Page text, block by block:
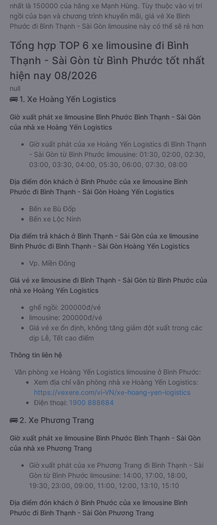
nhất là 150000 của hãng xe Mạnh Hùng. Tùy thuộc vào vị trí
ngồi của bạn và chương trình khuyến mãi, giá vé Xe Bình
Phước đi Bình Thạnh - Sài Gòn limousine này có thể sẽ rẻ hơn
Tổng hợp TOP 6 xe limousine đi Bình
Thạnh - Sài Gòn từ Bình Phước tốt nhất
hiện nay 08/2026
null
🚌 1. Xe Hoàng Yến Logistics
Giờ xuất phát xe limousine Bình Phước Bình Thạnh - Sài Gòn
của nhà xe Hoàng Yến Logistics
Giờ xuất phát của xe Hoàng Yến Logistics đi Bình Thạnh
- Sài Gòn từ Bình Phước limousine: 01:30, 02:00, 02:30,
03:00, 03:30, 04:00, 05:30, 06:00, 07:30, 08:00
Địa điểm đón khách ở Bình Phước của xe limousine Bình
Phước đi Bình Thạnh - Sài Gòn Hoàng Yến Logistics
Bến xe Bù Đốp
Bến xe Lộc Ninh
Địa điểm trả khách ở Bình Thạnh - Sài Gòn của xe limousine
Bình Phước đi Bình Thạnh - Sài Gòn Hoàng Yến Logistics
Vp. Miền Đông
Giá vé xe limousine đi Bình Thạnh - Sài Gòn từ Bình Phước của
nhà xe Hoàng Yến Logistics
ghế ngồi: 200000đ/vé
limousine: 200000đ/vé
Giá vé xe ổn định, không tăng giảm đột xuất trong các
dịp Lễ, Tết cao điểm
Thông tin liên hệ
Văn phòng xe Hoàng Yến Logistics limousine ở Bình Phước:
Xem địa chỉ văn phòng nhà xe Hoàng Yến Logistics:
https://vexere.com/vi-VN/xe-hoang-yen-logistics
Điện thoại: 1900 888684
🚌 2. Xe Phương Trang
Giờ xuất phát xe limousine Bình Phước Bình Thạnh - Sài Gòn
của nhà xe Phương Trang
Giờ xuất phát của xe Phương Trang đi Bình Thạnh - Sài
Gòn từ Bình Phước limousine: 14:00, 17:00, 18:00,
19:30, 23:00, 09:00, 11:00, 12:00, 13:10, 15:10
Địa điểm đón khách ở Bình Phước của xe limousine Bình
Phước đi Bình Thạnh - Sài Gòn Phương Trang